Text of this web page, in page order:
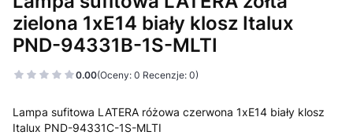
zielona 1xE14 biały klosz Italux
PND-94331B-1S-MLTI
0.00(Oceny: 0 Recenzje: 0)
Lampa sufitowa LATERA różowa czerwona 1xE14 biały klosz
Italux PND-94331C-1S-MLTI